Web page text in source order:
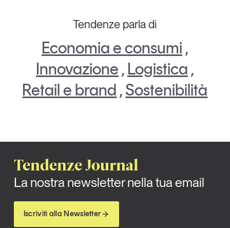
Tendenze parla di
Economia e consumi ,
Innovazione , Logistica ,
Retail e brand ,Sostenibilità
Tendenze Journal
La nostra newsletter nella tua email
Iscriviti alla Newsletter